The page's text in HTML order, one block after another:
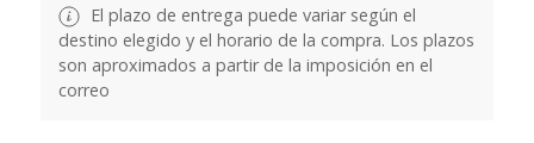
El plazo de entrega puede variar según el
destino elegido y el horario de la compra. Los plazos
son aproximados a partir de la imposición en el
correo